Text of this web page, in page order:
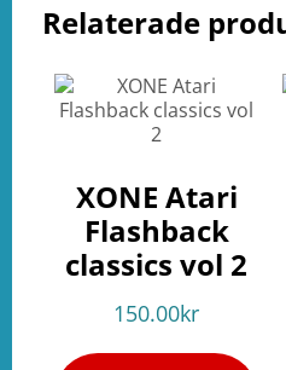
Relaterade
XONE Atari
Flashback
classics vol 2
150.00kr